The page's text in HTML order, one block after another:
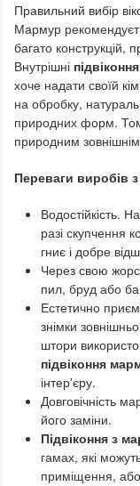
Правильний вибір
Мармур
багато конструкцій,
Внутрішні
хоче надати своїй
на обробку,
природних форм.
природним
Переваги виробів
Водостійкість.
разі скупчення
гниє і добре
Через свою
пил, бруд або
Естетично
знімки
штори
підвіконня
інтер'єру.
Довговічність
його заміни.
Підвіконня з
гамах, які
приміщення,